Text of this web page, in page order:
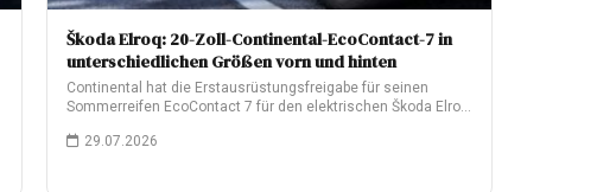
Škoda Elroq: 20-Zoll-Continental-EcoContact-7 in
unterschiedlichen Größen vorn und hinten
Continental hat die Erstausrüstungsfreigabe für seinen
Sommerreifen EcoContact 7 für den elektrischen Škoda Elroq
29.07.2026